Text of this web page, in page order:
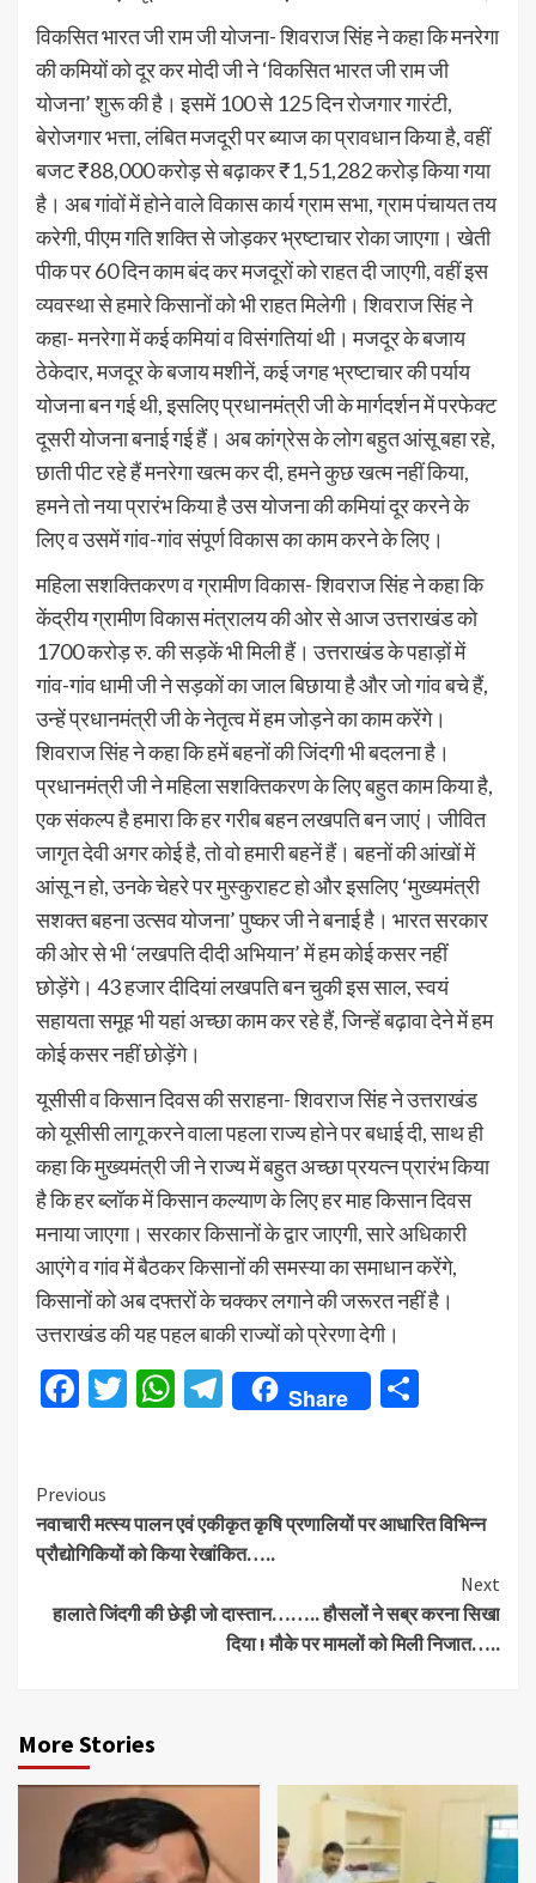
विकसित भारत जी राम जी योजना- शिवराज सिंह ने कहा कि मनरेगा
की कमियों को दूर कर मोदी जी ने ‘विकसित भारत जी राम जी
योजना’ शुरू की है। इसमें 100 से 125 दिन रोजगार गारंटी,
बेरोजगार भत्ता, लंबित मजदूरी पर ब्याज का प्रावधान किया है, वहीं
बजट ₹88,000 करोड़ से बढ़ाकर ₹1,51,282 करोड़ किया गया
है। अब गांवों में होने वाले विकास कार्य ग्राम सभा, ग्राम पंचायत तय
करेगी, पीएम गति शक्ति से जोड़कर भ्रष्टाचार रोका जाएगा। खेती
पीक पर 60 दिन काम बंद कर मजदूरों को राहत दी जाएगी, वहीं इस
व्यवस्था से हमारे किसानों को भी राहत मिलेगी। शिवराज सिंह ने
कहा- मनरेगा में कई कमियां व विसंगतियां थी। मजदूर के बजाय
ठेकेदार, मजदूर के बजाय मशीनें, कई जगह भ्रष्टाचार की पर्याय
योजना बन गई थी, इसलिए प्रधानमंत्री जी के मार्गदर्शन में परफेक्ट
दूसरी योजना बनाई गई हैं। अब कांग्रेस के लोग बहुत आंसू बहा रहे,
छाती पीट रहे हैं मनरेगा खत्म कर दी, हमने कुछ खत्म नहीं किया,
हमने तो नया प्रारंभ किया है उस योजना की कमियां दूर करने के
लिए व उसमें गांव-गांव संपूर्ण विकास का काम करने के लिए।
महिला सशक्तिकरण व ग्रामीण विकास- शिवराज सिंह ने कहा कि
केंद्रीय ग्रामीण विकास मंत्रालय की ओर से आज उत्तराखंड को
1700 करोड़ रु. की सड़कें भी मिली हैं। उत्तराखंड के पहाड़ों में
गांव-गांव धामी जी ने सड़कों का जाल बिछाया है और जो गांव बचे हैं,
उन्हें प्रधानमंत्री जी के नेतृत्व में हम जोड़ने का काम करेंगे।
शिवराज सिंह ने कहा कि हमें बहनों की जिंदगी भी बदलना है।
प्रधानमंत्री जी ने महिला सशक्तिकरण के लिए बहुत काम किया है,
एक संकल्प है हमारा कि हर गरीब बहन लखपति बन जाएं। जीवित
जागृत देवी अगर कोई है, तो वो हमारी बहनें हैं। बहनों की आंखों में
आंसू न हो, उनके चेहरे पर मुस्कुराहट हो और इसलिए ‘मुख्यमंत्री
सशक्त बहना उत्सव योजना’ पुष्कर जी ने बनाई है। भारत सरकार
की ओर से भी ‘लखपति दीदी अभियान’ में हम कोई कसर नहीं
छोड़ेंगे। 43 हजार दीदियां लखपति बन चुकी इस साल, स्वयं
सहायता समूह भी यहां अच्छा काम कर रहे हैं, जिन्हें बढ़ावा देने में हम
कोई कसर नहीं छोड़ेंगे।
यूसीसी व किसान दिवस की सराहना- शिवराज सिंह ने उत्तराखंड
को यूसीसी लागू करने वाला पहला राज्य होने पर बधाई दी, साथ ही
कहा कि मुख्यमंत्री जी ने राज्य में बहुत अच्छा प्रयत्न प्रारंभ किया
है कि हर ब्लॉक में किसान कल्याण के लिए हर माह किसान दिवस
मनाया जाएगा। सरकार किसानों के द्वार जाएगी, सारे अधिकारी
आएंगे व गांव में बैठकर किसानों की समस्या का समाधान करेंगे,
किसानों को अब दफ्तरों के चक्कर लगाने की जरूरत नहीं है।
उत्तराखंड की यह पहल बाकी राज्यों को प्रेरणा देगी।
Facebook
TwitterWhatsApp
Telegram
Share
Continue
Reading
Previous
नवाचारी मत्स्य पालन एवं एकीकृत कृषि प्रणालियों पर आधारित विभिन्न
प्रौद्योगिकियों को किया रेखांकित…..
Next
हालाते जिंदगी की छेड़ी जो दास्तान…….. हौसलों ने सब्र करना सिखा
दिया ! मौके पर मामलों को मिली निजात…..
More Stories